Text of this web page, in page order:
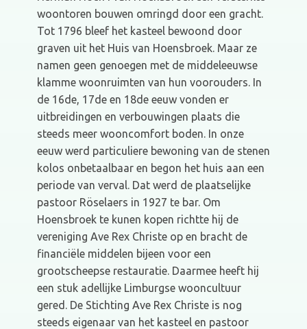
woontoren bouwen omringd door een gracht.
Tot 1796 bleef het kasteel bewoond door
graven uit het Huis van Hoensbroek. Maar ze
namen geen genoegen met de middeleeuwse
klamme woonruimten van hun voorouders. In
de 16de, 17de en 18de eeuw vonden er
uitbreidingen en verbouwingen plaats die
steeds meer wooncomfort boden. In onze
eeuw werd particuliere bewoning van de stenen
kolos onbetaalbaar en begon het huis aan een
periode van verval. Dat werd de plaatselijke
pastoor Röselaers in 1927 te bar. Om
Hoensbroek te kunen kopen richtte hij de
vereniging Ave Rex Christe op en bracht de
financiële middelen bijeen voor een
grootscheepse restauratie. Daarmee heeft hij
een stuk adellijke Limburgse wooncultuur
gered. De Stichting Ave Rex Christe is nog
steeds eigenaar van het kasteel en pastoor